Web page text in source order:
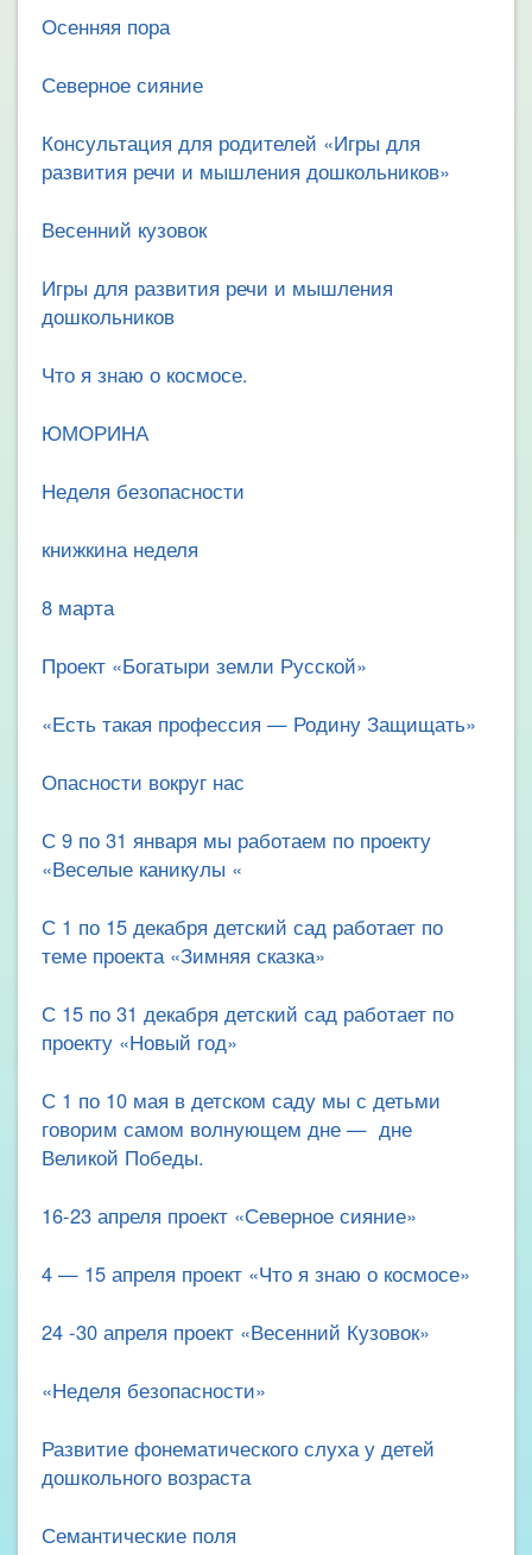
Осенняя пора
Северное сияние
Консультация для родителей «Игры для
развития речи и мышления дошкольников»
Весенний кузовок
Игры для развития речи и мышления
дошкольников
Что я знаю о космосе.
ЮМОРИНА
Неделя безопасности
книжкина неделя
8 марта
Проект «Богатыри земли Русской»
«Есть такая профессия — Родину Защищать»
Опасности вокруг нас
С 9 по 31 января мы работаем по проекту
«Веселые каникулы «
С 1 по 15 декабря детский сад работает по
теме проекта «Зимняя сказка»
С 15 по 31 декабря детский сад работает по
проекту «Новый год»
С 1 по 10 мая в детском саду мы с детьми
говорим самом волнующем дне — дне
Великой Победы.
16-23 апреля проект «Северное сияние»
4 — 15 апреля проект «Что я знаю о космосе»
24 -30 апреля проект «Весенний Кузовок»
«Неделя безопасности»
Развитие фонематического слуха у детей
дошкольного возраста
Семантические поля